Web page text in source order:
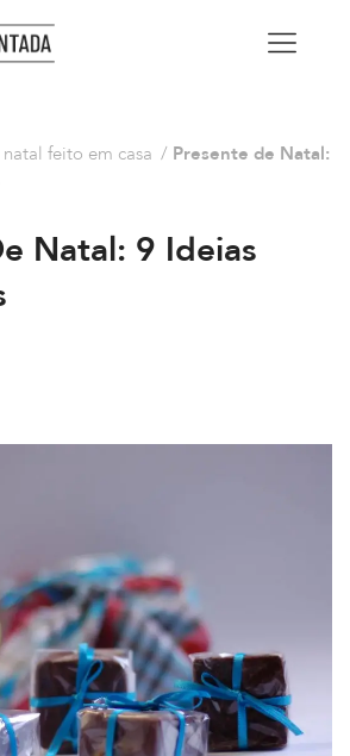
feito em casa / Presente de Natal:
Natal: 9 Ideias